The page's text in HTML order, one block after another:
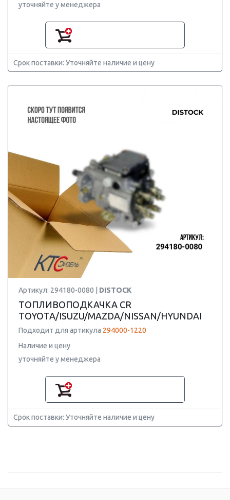
уточняйте у менеджера
Срок поставки: Уточняйте наличие и цену
Артикул: 294180-0080 | DISTOCK
ТОПЛИВОПОДКАЧКА CR
TOYOTA/ISUZU/MAZDA/NISSAN/HYUNDAI
Подходит для артикула 294000-1220
Наличие и цену
уточняйте у менеджера
Срок поставки: Уточняйте наличие и цену